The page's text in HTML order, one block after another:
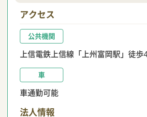
アクセス
公共機関
上信電鉄上信線「上州富岡駅」徒歩
車
車通勤可能
法人情報